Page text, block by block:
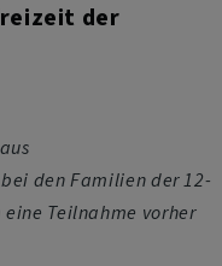
der
den Familien der 12-
Teilnahme vorher